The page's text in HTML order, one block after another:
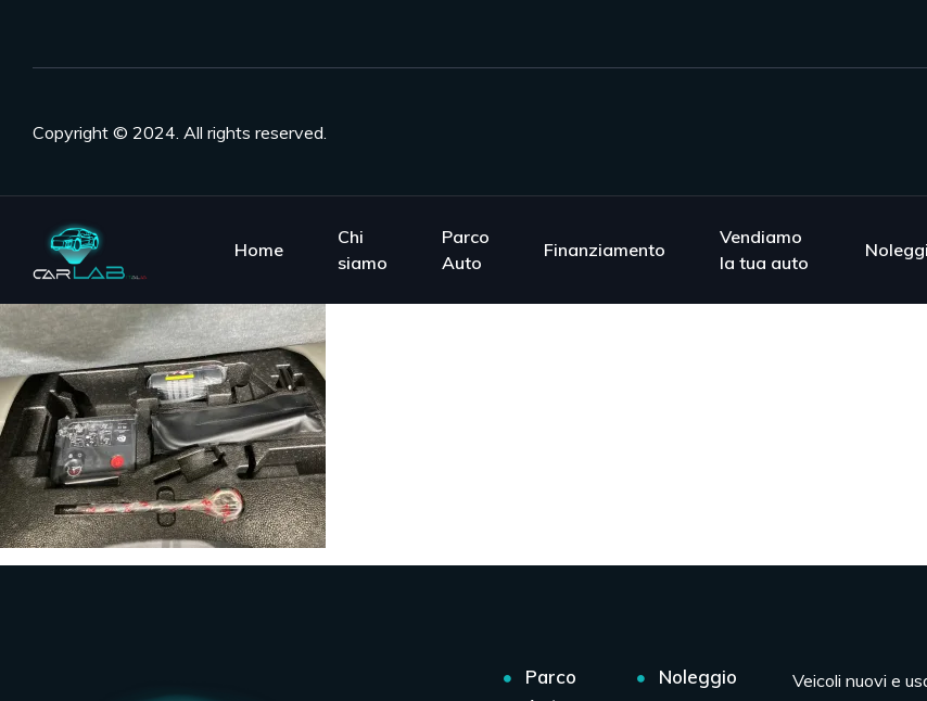
Copyright © 2024. All rights reserved.
Home
Chi
siamo
Parco
Auto
Finanziamento
Vendiamo
la tua auto
Parco
Noleggio
Veicoli nuovi e